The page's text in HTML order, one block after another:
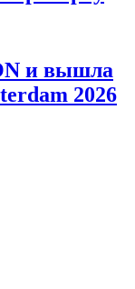
и вышла
2026